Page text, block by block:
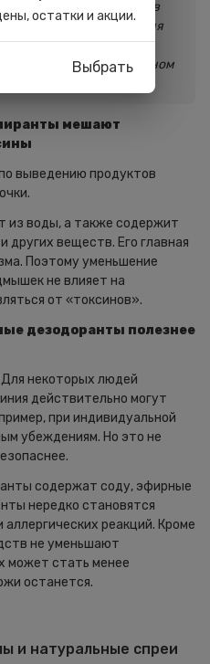
не только в
с солями алюминия
линию помощи при
— функциональном
мешают
выведению продуктов
из воды, а также содержит
других веществ. Его главная
Поэтому уменьшение
не влияет на
от «токсинов».
дезодоранты полезнее
Для некоторых людей
действительно могут
при индивидуальной
убеждениям. Но это не
содержат соду, эфирные
нередко становятся
реакций. Кроме
не уменьшают
может стать менее
останется.
и натуральные спреи
остатки и акции.
Выбрать